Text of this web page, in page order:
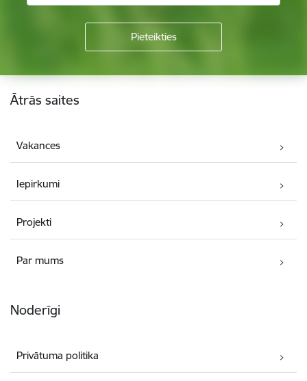
Kājene
Ātrās saites
Vakances
Iepirkumi
Projekti
Par mums
Noderīgi
Privātuma politika